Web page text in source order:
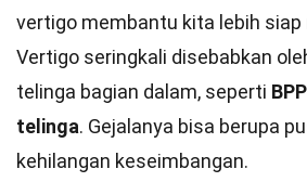
vertigo membantu kita lebih siap
Vertigo seringkali disebabkan
telinga bagian dalam, seperti
telinga. Gejalanya bisa berupa
kehilangan keseimbangan.